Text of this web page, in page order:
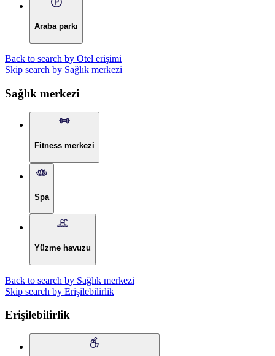
Araba parkı
Back to search by Otel erişimi
Skip search by Sağlık merkezi
Sağlık merkezi
Fitness merkezi
Spa
Yüzme havuzu
Back to search by Sağlık merkezi
Skip search by Erişilebilirlik
Erişilebilirlik